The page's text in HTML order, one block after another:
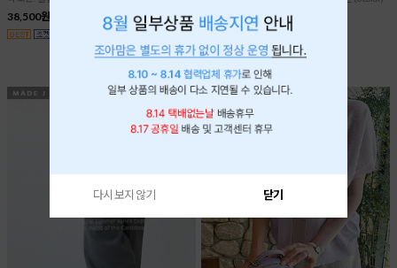
38,500원 23,500원 29,000원
다시 보지 않기 닫기